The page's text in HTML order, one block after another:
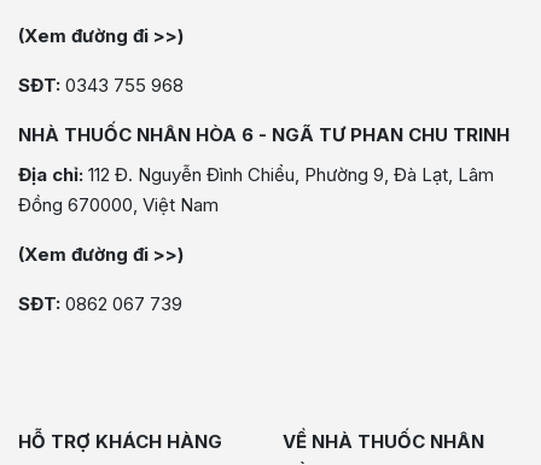
(Xem đường đi >>)
SĐT: 0343 755 968
NHÀ THUỐC NHÂN HÒA 6 - NGÃ TƯ PHAN CHU TRINH
Địa chỉ: 112 Đ. Nguyễn Đình Chiểu, Phường 9, Đà Lạt, Lâm
Đồng 670000, Việt Nam
(Xem đường đi >>)
SĐT: 0862 067 739
HỖ TRỢ KHÁCH HÀNG
VỀ NHÀ THUỐC NHÂN